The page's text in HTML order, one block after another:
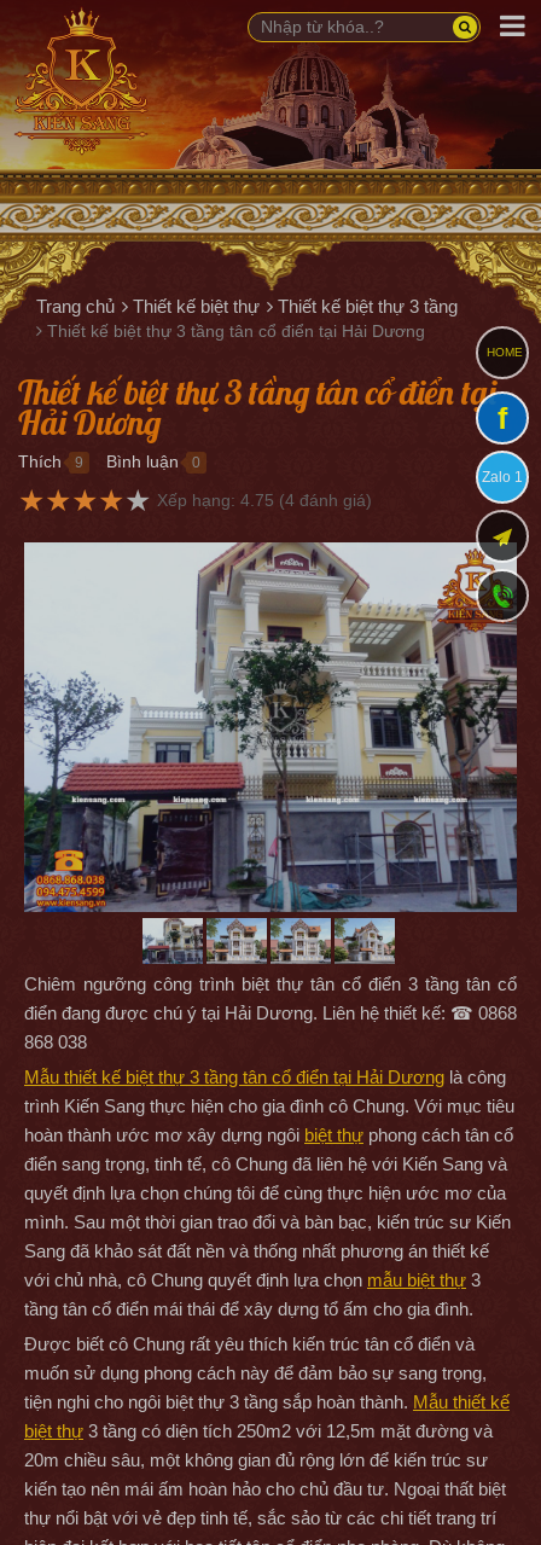
Trang chủ Thiết kế biệt thự Thiết kế biệt thự 3 tầng
Thiết kế biệt thự 3 tầng tân cổ điển tại Hải Dương
Thiết kế biệt thự 3 tầng tân cổ điển tại
Hải Dương
Thích 9 Bình luận 0
★★★★★ Xếp hạng: 4.75 (4 đánh giá)
Chiêm ngưỡng công trình biệt thự tân cổ điển 3 tầng tân cổ
điển đang được chú ý tại Hải Dương. Liên hệ thiết kế: ☎ 0868
868 038
Mẫu thiết kế biệt thự 3 tầng tân cổ điển tại Hải Dương là công
trình Kiến Sang thực hiện cho gia đình cô Chung. Với mục tiêu
hoàn thành ước mơ xây dựng ngôi biệt thự phong cách tân cổ
điển sang trọng, tinh tế, cô Chung đã liên hệ với Kiến Sang và
quyết định lựa chọn chúng tôi để cùng thực hiện ước mơ của
mình. Sau một thời gian trao đổi và bàn bạc, kiến trúc sư Kiến
Sang đã khảo sát đất nền và thống nhất phương án thiết kế
với chủ nhà, cô Chung quyết định lựa chọn mẫu biệt thự 3
tầng tân cổ điển mái thái để xây dựng tổ ấm cho gia đình.
Được biết cô Chung rất yêu thích kiến trúc tân cổ điển và
muốn sử dụng phong cách này để đảm bảo sự sang trọng,
tiện nghi cho ngôi biệt thự 3 tầng sắp hoàn thành. Mẫu thiết kế
biệt thự 3 tầng có diện tích 250m2 với 12,5m mặt đường và
20m chiều sâu, một không gian đủ rộng lớn để kiến trúc sư
kiến tạo nên mái ấm hoàn hảo cho chủ đầu tư. Ngoại thất biệt
thự nổi bật với vẻ đẹp tinh tế, sắc sảo từ các chi tiết trang trí
HOME
f
Zalo 1